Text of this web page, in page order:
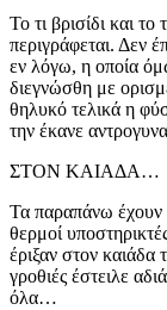
Το τι βρισίδι και
περιγράφεται. Δεν
εν λόγω, η οποία
διεγνώσθη με
θηλυκό τελικά η
την έκανε
ΣΤΟΝ ΚΑΙΑΔΑ…
Τα παραπάνω έχουν
θερμοί
έριξαν στον καιάδα
γροθιές έστειλε
όλα…